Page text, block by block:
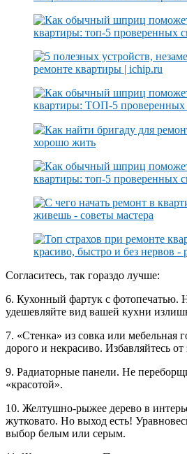
Согласитесь, так гораздо лучше:
6. Кухонный фартук с фотопечатью.
удешевляйте вид вашей кухни
7. «Стенка» из совка или мебельная
дорого и некрасиво. Избавляйтесь
9. Радиаторные панели. Не
«красотой».
10. Желтушно-рыжее дерево в
жутковато. Но выход есть!
выбор белым или серым.